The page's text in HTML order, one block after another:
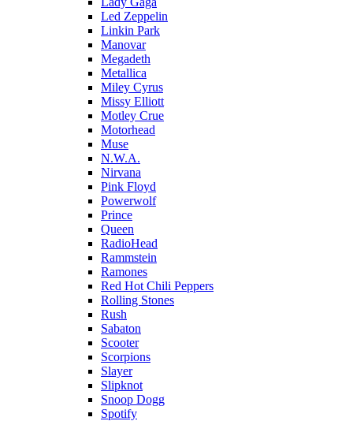
Led Zeppelin
Linkin Park
Manovar
Megadeth
Metallica
Miley Cyrus
Missy Elliott
Motley Crue
Motorhead
Muse
N.W.A.
Nirvana
Pink Floyd
Powerwolf
Prince
Queen
RadioHead
Rammstein
Ramones
Red Hot Chili Peppers
Rolling Stones
Rush
Sabaton
Scooter
Scorpions
Slayer
Slipknot
Snoop Dogg
Spotify